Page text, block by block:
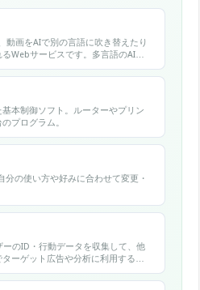
動画をAIで別の言語に吹き替えたり
Webサービスです。多言語のAI音
化（ローカライズ）に使われると
わりやすいため、最新情報は公式
す。
本制御ソフト。ルーターやプリン
プログラム。
分の使い方や好みに合わせて変更・
のID・行動データを収集して、他
ーゲット広告や分析に利用する技
ごとに許可・拒否できる。